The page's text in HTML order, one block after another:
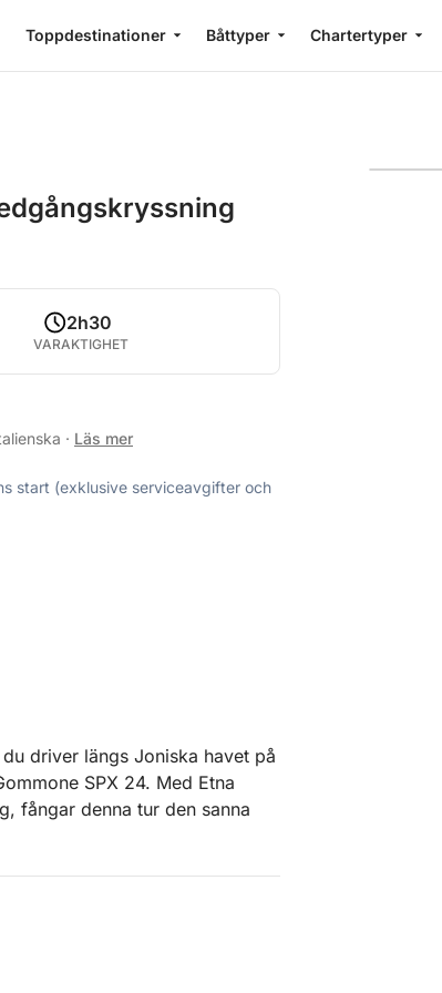
Toppdestinationer Båttyper Chartertyper
2h30
VARAKTIGHET
· Läs mer
start (exklusive serviceavgifter och
driver längs Joniska havet på
SPX 24. Med Etna
fångar denna tur den sanna
av den historiska bukten
klippor och får utsikt